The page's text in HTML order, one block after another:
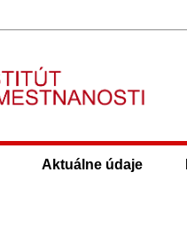
Aktuálne údaje